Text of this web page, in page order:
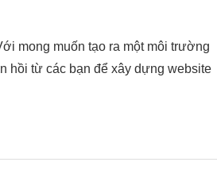
mong muốn tạo ra một môi trường
hồi từ các bạn để xây dựng website